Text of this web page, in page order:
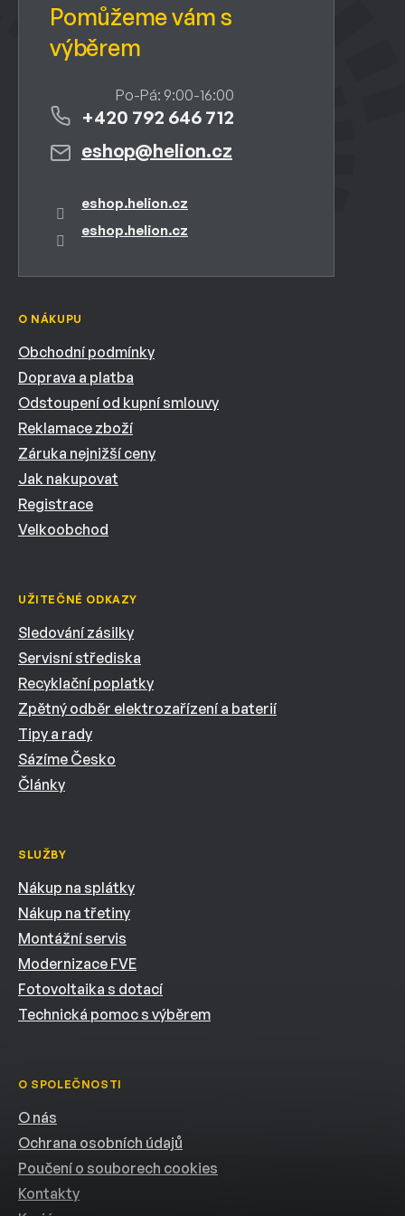
eshop@helion.cz
+420 792 646 712
eshop.helion.cz
eshop.helion.cz
O NÁKUPU
Obchodní podmínky
Doprava a platba
Odstoupení od kupní smlouvy
Reklamace zboží
Záruka nejnižší ceny
Jak nakupovat
Registrace
Velkoobchod
UŽITEČNÉ ODKAZY
Sledování zásilky
Servisní střediska
Recyklační poplatky
Zpětný odběr elektrozařízení a baterií
Tipy a rady
Sázíme Česko
Články
SLUŽBY
Nákup na splátky
Nákup na třetiny
Montážní servis
Modernizace FVE
Fotovoltaika s dotací
Technická pomoc s výběrem
O SPOLEČNOSTI
O nás
Ochrana osobních údajů
Poučení o souborech cookies
Kontakty